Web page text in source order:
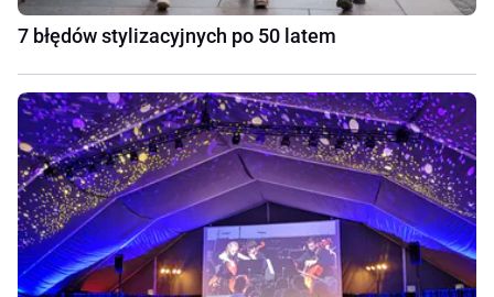
7 błędów stylizacyjnych po 50 latem